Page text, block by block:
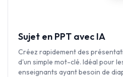
Sujet en PPT avec IA
Créez rapidement des
d'un simple mot-clé. Idéal pour
enseignants ayant besoin de